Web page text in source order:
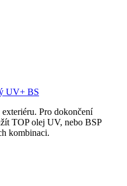
UV+ BS
Pro dokončení
TOP olej UV, nebo BSP
kombinaci.